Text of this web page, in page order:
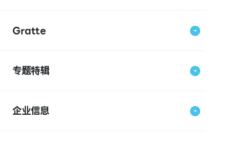
Gratte
专题特辑
企业信息